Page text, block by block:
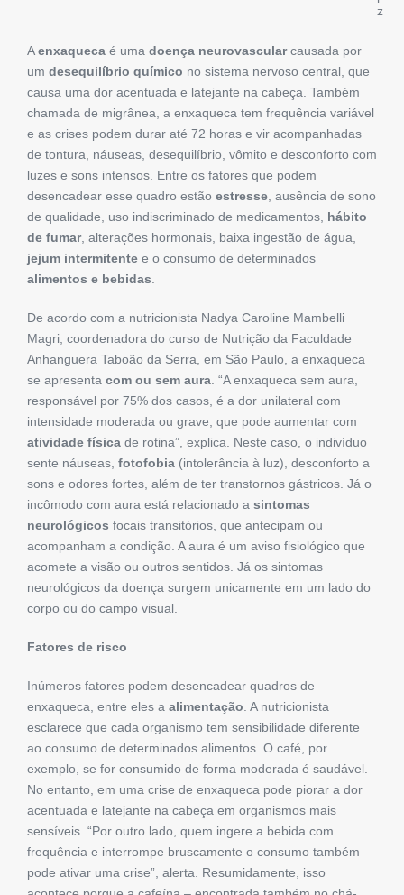
z
Aenxaqueca é uma doença neurovascularcausada por
um desequilíbrio químico no sistema nervoso central, que
causa uma dor acentuada e latejante na cabeça. Também
chamada de migrânea, a enxaqueca tem frequência variável
e as crises podem durar até 72 horas e vir acompanhadas
de tontura, náuseas, desequilíbrio, vômito e desconforto com
luzes e sons intensos. Entre os fatores que podem
desencadear esse quadro estão estresse, ausência de sono
de qualidade, uso indiscriminado de medicamentos, hábito
de fumar, alterações hormonais, baixa ingestão de água,
jejum intermitente e o consumo de determinados
alimentos e bebidas.
De acordo com a nutricionista Nadya Caroline Mambelli
Magri, coordenadora do curso de Nutrição da Faculdade
Anhanguera Taboão da Serra, em São Paulo, a enxaqueca
se apresenta com ou sem aura. “A enxaqueca sem aura,
responsável por 75% dos casos, é a dor unilateral com
intensidade moderada ou grave, que pode aumentar com
atividade física de rotina”, explica. Neste caso, o indivíduo
sente náuseas, fotofobia (intolerância à luz), desconforto a
sons e odores fortes, além de ter transtornos gástricos. Já o
incômodo com aura está relacionado a sintomas
neurológicos focais transitórios, que antecipam ou
acompanham a condição. A aura é um aviso fisiológico que
acomete a visão ou outros sentidos. Já os sintomas
neurológicos da doença surgem unicamente em um lado do
corpo ou do campo visual.
Fatores de risco
Inúmeros fatores podem desencadear quadros de
enxaqueca, entre eles a alimentação. A nutricionista
esclarece que cada organismo tem sensibilidade diferente
ao consumo de determinados alimentos. O café, por
exemplo, se for consumido de forma moderada é saudável.
No entanto, em uma crise de enxaqueca pode piorar a dor
acentuada e latejante na cabeça em organismos mais
sensíveis. “Por outro lado, quem ingere a bebida com
frequência e interrompe bruscamente o consumo também
pode ativar uma crise”, alerta. Resumidamente, isso